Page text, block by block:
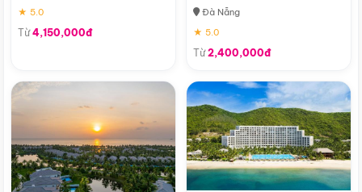
★ 5.0
Từ4,150,000đ
Đà Nẵng
★ 5.0
Từ2,400,000đ